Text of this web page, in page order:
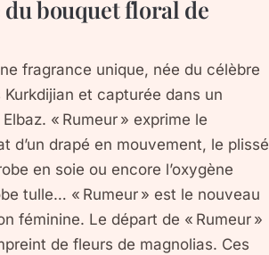
bouquet floral de
fragrance unique, née du célèbre
et capturée dans un
« Rumeur » exprime le
d’un drapé en mouvement, le plissé
en soie ou encore l’oxygène
tulle… « Rumeur » est le nouveau
féminine. Le départ de « Rumeur »
de fleurs de magnolias. Ces